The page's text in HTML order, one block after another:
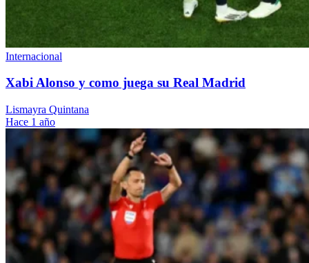
Internacional
Xabi Alonso y como juega su Real Madrid
Lismayra Quintana
Hace 1 año